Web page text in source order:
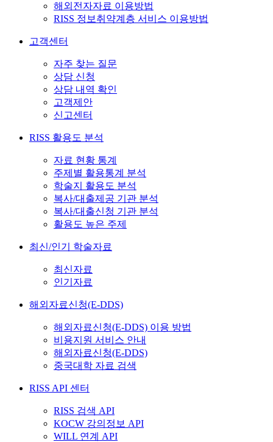
해외전자자료 이용방법
RISS 정보취약계층 서비스 이용방법
고객센터
자주 찾는 질문
상담 신청
상담 내역 확인
고객제안
신고센터
RISS 활용도 분석
자료 현황 통계
주제별 활용통계 분석
학술지 활용도 분석
복사/대출제공 기관 분석
복사/대출신청 기관 분석
활용도 높은 주제
최신/인기 학술자료
최신자료
인기자료
해외자료신청(E-DDS)
해외자료신청(E-DDS) 이용 방법
비용지원 서비스 안내
해외자료신청(E-DDS)
중국대학 자료 검색
RISS API 센터
RISS 검색 API
KOCW 강의정보 API
WILL 연계 API